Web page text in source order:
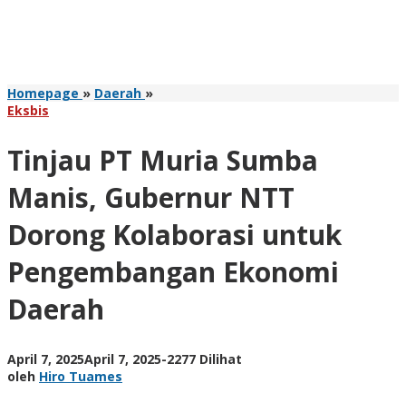
Homepage » Daerah »Tinjau
Manis,
NTT
Dorong
Kolaborasi
untuk
Pengembangan
Ekonomi
Eksbis
Tinjau PT Muria Sumba
Manis, Gubernur NTT
Dorong Kolaborasi untuk
Pengembangan Ekonomi
Daerah
April 7, 2025April 7, 2025oleh
-2277 Dilihat
oleh Hiro Tuames